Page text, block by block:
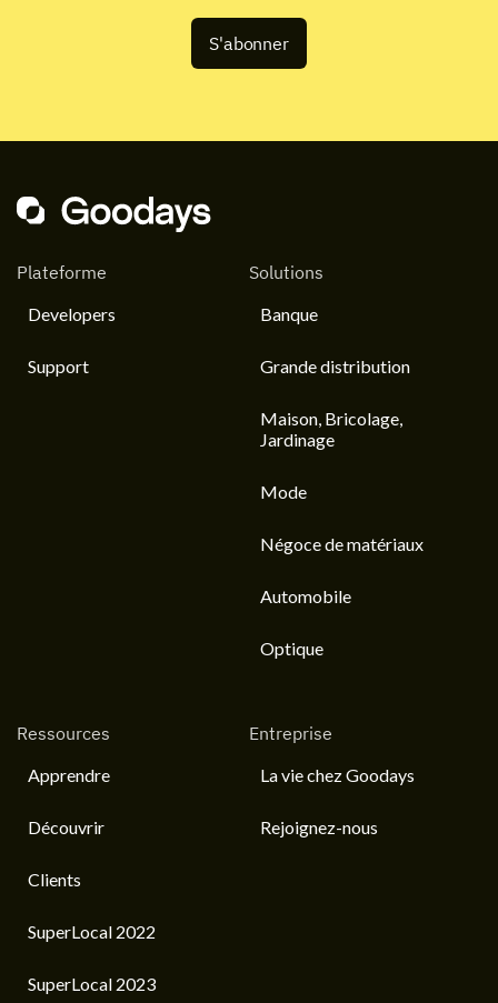
Plateforme
Developers
Support
Solutions
Banque
Grande distribution
Maison, Bricolage,
Jardinage
Mode
Négoce de matériaux
Automobile
Optique
Ressources
Apprendre
Découvrir
Clients
SuperLocal 2022
SuperLocal 2023
Entreprise
La vie chez Goodays
Rejoignez-nous